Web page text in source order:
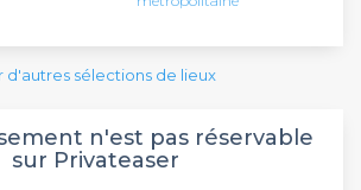
d'autres sélections de lieux
n'est pas réservable
sur Privateaser